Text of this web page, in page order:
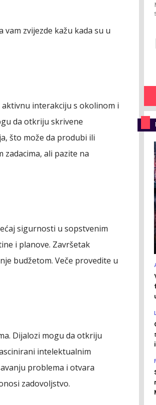
vam zvijezde kažu kada su u
interakciju s okolinom i
da otkriju skrivene
što može da produbi ili
ali pazite na
sigurnosti u sopstvenim
i planove. Završetak
budžetom. Veče provedite u
Dijalozi mogu da otkriju
intelektualnim
problema i otvara
zadovoljstvo.